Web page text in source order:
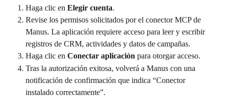
Haga clic en Elegir cuenta.
Revise los permisos solicitados por el conector MCP de
Manus. La aplicación requiere acceso para leer y escribir
registros de CRM, actividades y datos de campañas.
Haga clic en Conectar aplicación para otorgar acceso.
Tras la autorización exitosa, volverá a Manus con una
notificación de confirmación que indica “Conector
instalado correctamente”.